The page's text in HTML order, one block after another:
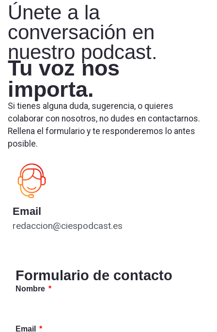
Únete a la
conversación en
nuestro podcast.
Tu voz nos
importa.
Si tienes alguna duda, sugerencia, o quieres
colaborar con nosotros, no dudes en contactarnos.
Rellena el formulario y te responderemos lo antes
posible.
Email
redaccion@ciespodcast.es
Formulario de contacto
Nombre
Email